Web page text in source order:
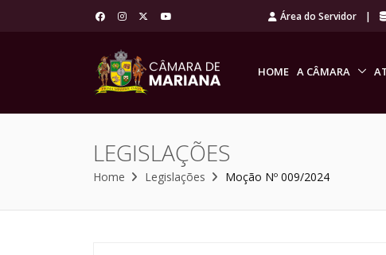
Área do Servidor |
HOME A CÂMARA
LEGISLAÇÕES
Home Legislações Moção Nº 009/2024